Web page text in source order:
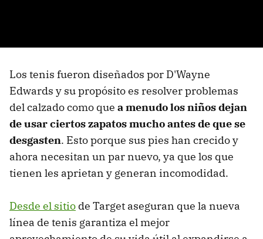
Los tenis fueron diseñados por D'Wayne
Edwards y su propósito es resolver problemas
del calzado como que a menudo los niños dejan
de usar ciertos zapatos mucho antes de que se
desgasten. Esto porque sus pies han crecido y
ahora necesitan un par nuevo, ya que los que
tienen les aprietan y generan incomodidad.
Desde el sitio de Target aseguran que la nueva
línea de tenis garantiza el mejor